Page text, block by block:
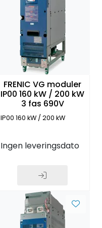
FRENIC VG moduler
IP00 160 kW / 200 kW
3 fas 690V
IP00 160 kW / 200 kW
Ingen leveringsdato